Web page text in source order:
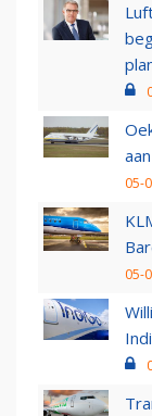
05-
05-